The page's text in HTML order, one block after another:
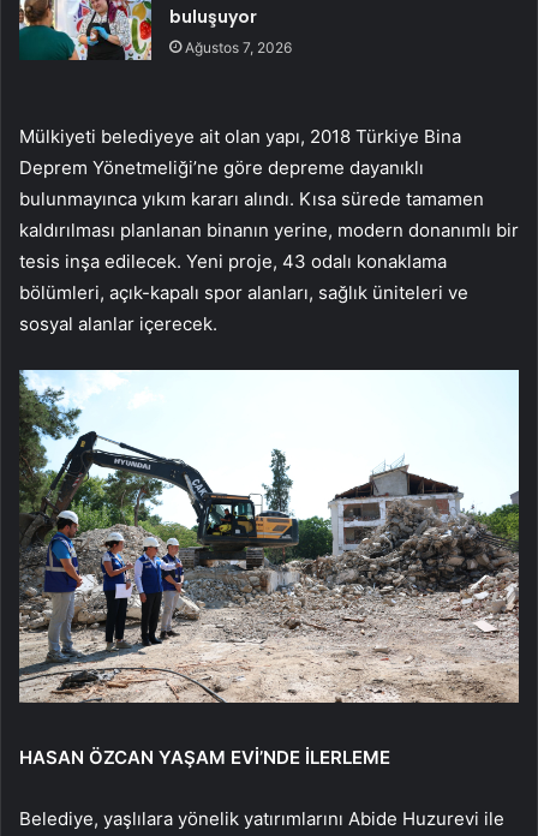
buluşuyor
Ağustos 7, 2026
Mülkiyeti belediyeye ait olan yapı, 2018 Türkiye Bina
Deprem Yönetmeliği’ne göre depreme dayanıklı
bulunmayınca yıkım kararı alındı. Kısa sürede tamamen
kaldırılması planlanan binanın yerine, modern donanımlı bir
tesis inşa edilecek. Yeni proje, 43 odalı konaklama
bölümleri, açık-kapalı spor alanları, sağlık üniteleri ve
sosyal alanlar içerecek.
HASAN ÖZCAN YAŞAM EVİ’NDE İLERLEME
Belediye, yaşlılara yönelik yatırımlarını Abide Huzurevi ile